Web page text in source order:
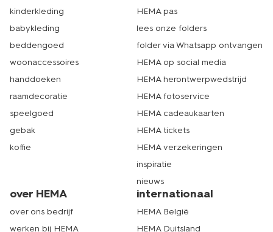
kinderkleding
babykleding
beddengoed
woonaccessoires
handdoeken
raamdecoratie
speelgoed
gebak
koffie
HEMA pas
lees onze folders
folder via Whatsapp ontvangen
HEMA op social media
HEMA herontwerpwedstrijd
HEMA fotoservice
HEMA cadeaukaarten
HEMA tickets
HEMA verzekeringen
inspiratie
nieuws
over HEMA
over ons bedrijf
werken bij HEMA
internationaal
HEMA België
HEMA Duitsland